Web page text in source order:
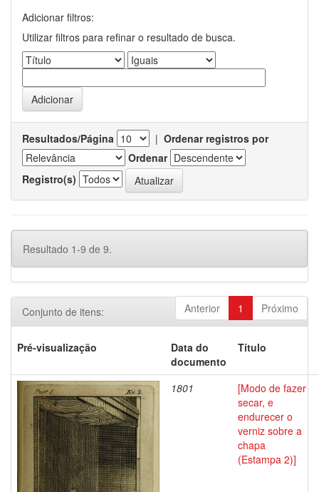
Adicionar filtros:
Utilizar filtros para refinar o resultado de busca.
Resultados/Página | Ordenar registros por
Ordenar
Registro(s)
Resultado 1-9 de 9.
Anterior 1 Próximo
Conjunto de itens:
Pré-visualização
Data do
documento
Título
1801
[Modo de fazer
secar, e
endurecer o
verniz sobre a
chapa
(Estampa 2)]